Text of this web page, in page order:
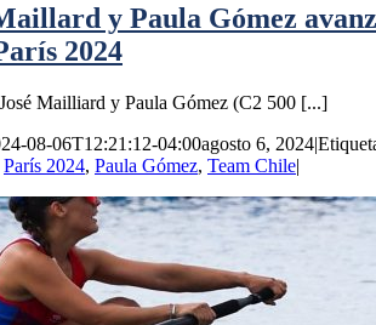
y Paula Gómez
2024
Mailliard y Paula Gómez (C2 500 [...]
08-06T12:21:12-04:00agosto 6, 2024|
París 2024, Paula Gómez, Team Chile|